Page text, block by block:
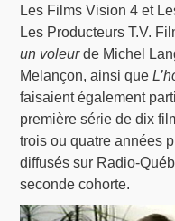
Les Films Vision 4 et
Les Producteurs T.V.
un voleurde Michel
Melançon, ainsi que
faisaient également
première série de dix
trois ou quatre années
diffusés sur Radio-
seconde cohorte.